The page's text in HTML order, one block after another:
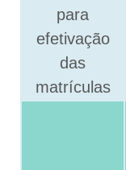
para
efetivação
das
matrículas